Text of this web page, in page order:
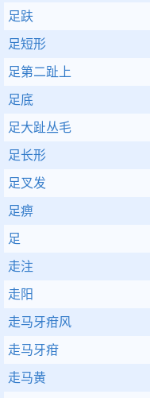
足趺
足短形
足第二趾上
足底
足大趾丛毛
足长形
足叉发
足痹
足
走注
走阳
走马牙疳风
走马牙疳
走马黄